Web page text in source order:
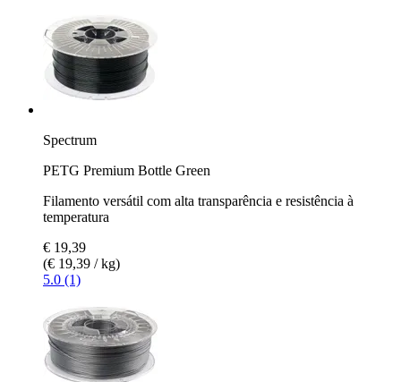
Spectrum
PETG Premium Bottle Green
Filamento versátil com alta transparência e resistência à
temperatura
€ 19,39
(€ 19,39 / kg)
5.0 (1)